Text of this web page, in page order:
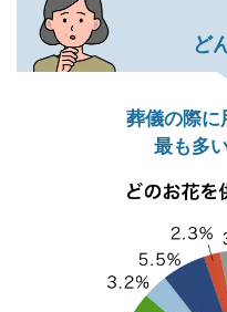
ど
葬儀の際に
最も多